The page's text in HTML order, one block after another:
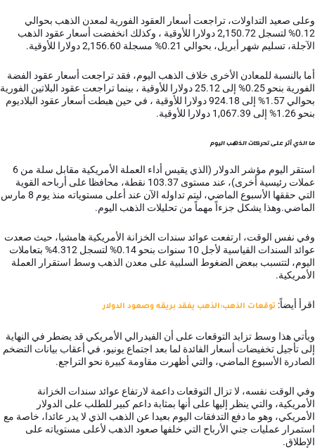
وعلى صعيد التداولات، تراجعت أسعار العقود الفورية لمعدن الذهب بحوالي
0.12% لتسجل 2,150.72 دولارا للأوقية ، وكذلك انخفضت أسعار عقود الذهب
الآجلة، تسليم شهر أبريل، بحوالي 0.21% مسجلة 2,156.60 دولارا للأوقية.
أما بالنسبة للمعادن الأخرى خلاف الذهب اليوم، فقد تراجعت أسعار عقود الفضة
الفورية بنحو 0.25% إلى 25.12 دولارا للأوقية ، بينما تراجعت عقود البلاتين الفورية
بحوالي 1.57% إلى 924.18 دولارا للأوقية ، في حين هبطت أسعار عقود البلاديوم
بنحو 1.26% إلى 1,067.39 دولارا للأوقية.
ما الذي أثر على تحركات الذهب اليوم
استقر اليوم مؤشر الدولار (الذي يقيس أداء العملة الأمريكية مقابل سلة من 6
عملات رئيسية أخرى)، عند مستوى 103.37 نقطة، محافظا على أرباحه القوية
التي حققها الأسبوع الماضي، ليتم تداوله الآن عند أعلى مستوياته منذ يوم 8 مارس
الماضي.وهذا يشكل جزءاً مهماً من تحليلات الذهب اليوم.
وفي نفس الوقت، ارتفعت عوائد سندات الخزانة الأمريكية هامشيا، حيث صعدت
عوائد السندات القياسية لأجل 10 سنوات بنحو 0.14% لتسجل 4.312% بتعاملات
اليوم، لتتسبب ببعض الضغوط السلبية على معدن الذهب وسط استقرار العملة
الأمريكية.
اقرأ أيضاً: توقعات الذهب:الذهب يفقد بريقه وصعود الدولار
ويأتي هذا وسط تزايد التوقعات على أن الفيدرالي الأمريكي قد يضطر في النهاية
إلى تأجيل تخفيضات أسعار الفائدة لما بعد اجتماع يونيو، في أعقاب بيانات التضخم
الصادرة الأسبوع الماضي، والتي أظهرت مقاومة كبيرة نحو التراجع.
وفي الوقت نفسه، لا تزال التوقعات داعمة لارتفاع عوائد سندات الخزانة
الأمريكية، والتي ينظر إليها على أنها بمثابة داعم كبير للطلب على الدولار
الأمريكي، وهو ما دفع التدفقات اليوم بعيدا عن الذهب الذي لا يدر عائدا، خاصة مع
استمرار عمليات جني الأرباح التي خلفها صعود الذهب لأعلى مستوياته على
الإطلاق.